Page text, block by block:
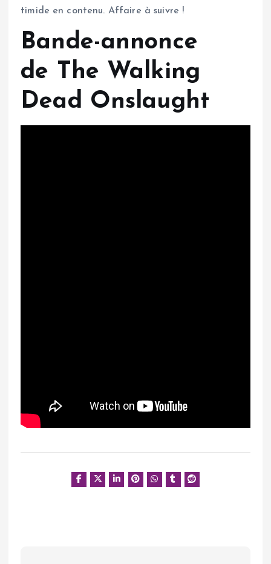
timide en contenu. Affaire à suivre !
Bande-annonce
de The Walking
Dead Onslaught